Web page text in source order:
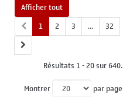
Afficher tout
1
2 3 ... 32
Résultats 1 - 20 sur 640.
Montrer
par page